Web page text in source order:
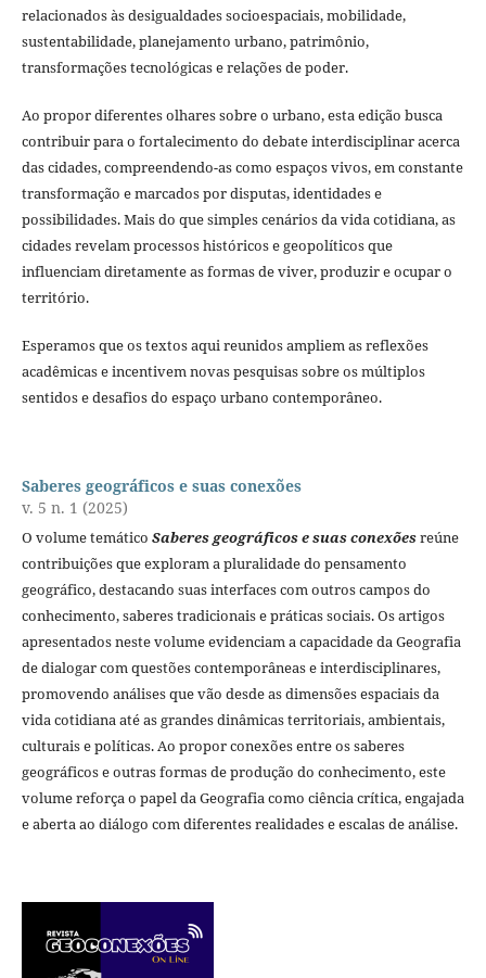
relacionados às desigualdades socioespaciais, mobilidade,
sustentabilidade, planejamento urbano, patrimônio,
transformações tecnológicas e relações de poder.
Ao propor diferentes olhares sobre o urbano, esta edição busca
contribuir para o fortalecimento do debate interdisciplinar acerca
das cidades, compreendendo-as como espaços vivos, em constante
transformação e marcados por disputas, identidades e
possibilidades. Mais do que simples cenários da vida cotidiana, as
cidades revelam processos históricos e geopolíticos que
influenciam diretamente as formas de viver, produzir e ocupar o
território.
Esperamos que os textos aqui reunidos ampliem as reflexões
acadêmicas e incentivem novas pesquisas sobre os múltiplos
sentidos e desafios do espaço urbano contemporâneo.
Saberes geográficos e suas conexões
v. 5 n. 1 (2025)
O volume temático Saberes geográficos e suas conexõesreúne
contribuições que exploram a pluralidade do pensamento
geográfico, destacando suas interfaces com outros campos do
conhecimento, saberes tradicionais e práticas sociais. Os artigos
apresentados neste volume evidenciam a capacidade da Geografia
de dialogar com questões contemporâneas e interdisciplinares,
promovendo análises que vão desde as dimensões espaciais da
vida cotidiana até as grandes dinâmicas territoriais, ambientais,
culturais e políticas. Ao propor conexões entre os saberes
geográficos e outras formas de produção do conhecimento, este
volume reforça o papel da Geografia como ciência crítica, engajada
e aberta ao diálogo com diferentes realidades e escalas de análise.